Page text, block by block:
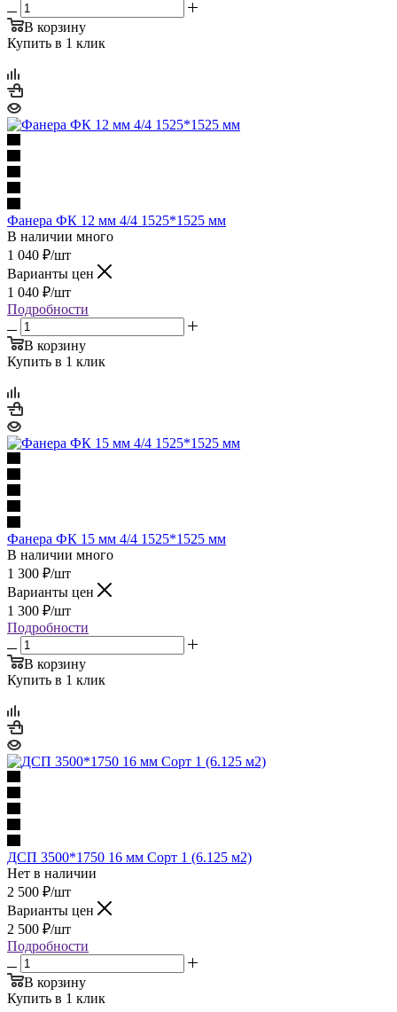
В корзину
Купить в 1 клик
Фанера ФК 12 мм 4/4 1525*1525 мм
В наличии много
1 040 ₽/шт
Варианты цен
1 040 ₽/шт
Подробности
В корзину
Купить в 1 клик
Фанера ФК 15 мм 4/4 1525*1525 мм
В наличии много
1 300 ₽/шт
Варианты цен
1 300 ₽/шт
Подробности
В корзину
Купить в 1 клик
ДСП 3500*1750 16 мм Сорт 1 (6.125 м2)
Нет в наличии
2 500 ₽/шт
Варианты цен
2 500 ₽/шт
Подробности
В корзину
Купить в 1 клик